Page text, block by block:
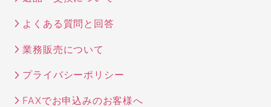
よくある質問と回答
業務販売について
プライバシーポリシー
FAXでお申込みのお客様へ